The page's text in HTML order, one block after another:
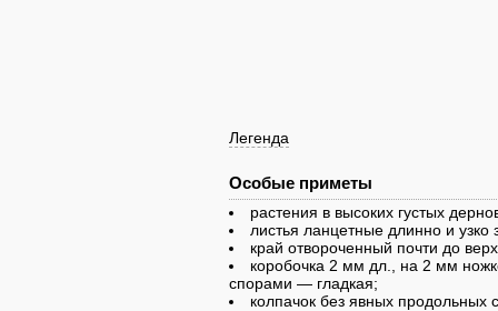
Легенда
Особые приметы
растения в высоких густых
листья ланцетные длинно и узко
край отвороченный почти до
коробочка 2 мм дл., на 2 мм
спорами — гладкая;
колпачок без явных продольных